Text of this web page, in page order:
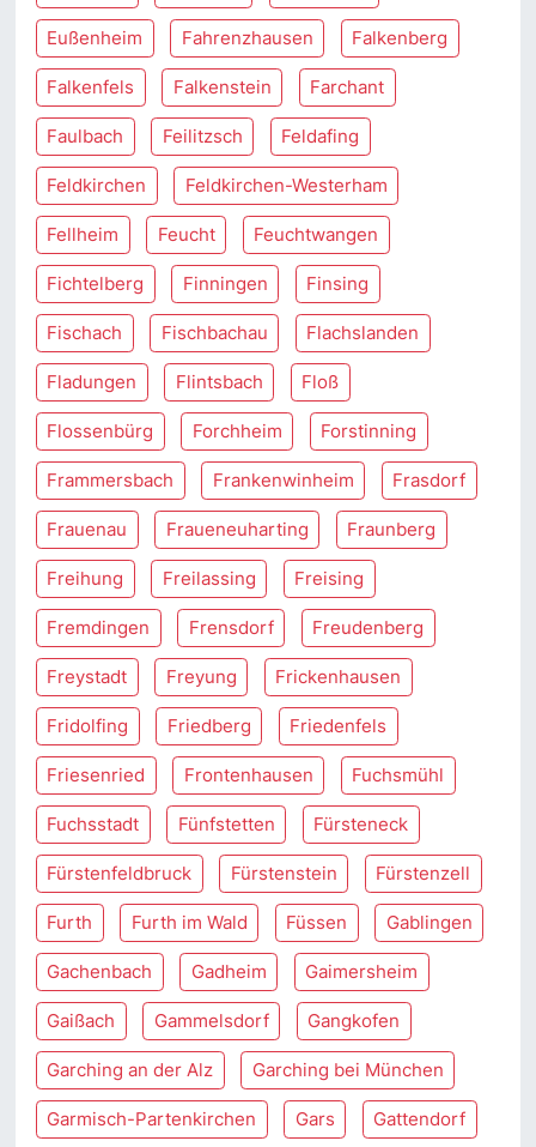
Eußenheim Fahrenzhausen Falkenberg
Falkenfels Falkenstein Farchant
Faulbach Feilitzsch Feldafing
Feldkirchen Feldkirchen-Westerham
Fellheim Feucht Feuchtwangen
Fichtelberg Finningen Finsing
Fischach Fischbachau Flachslanden
Fladungen Flintsbach Floß
Flossenbürg Forchheim Forstinning
Frammersbach Frankenwinheim Frasdorf
Frauenau Fraueneuharting Fraunberg
Freihung Freilassing Freising
Fremdingen Frensdorf Freudenberg
Freystadt Freyung Frickenhausen
Fridolfing Friedberg Friedenfels
Friesenried Frontenhausen Fuchsmühl
Fuchsstadt Fünfstetten Fürsteneck
Fürstenfeldbruck Fürstenstein Fürstenzell
Furth Furth im Wald Füssen Gablingen
Gachenbach Gadheim Gaimersheim
Gaißach Gammelsdorf Gangkofen
Garching an der Alz Garching bei München
Garmisch-Partenkirchen Gars Gattendorf